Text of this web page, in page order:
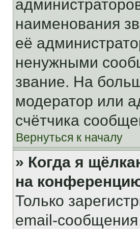
наименования
её
ненужными
звание. На
модератор или
счётчика
Вернуться к началу
» Когда я
на
Только
email-сообщения